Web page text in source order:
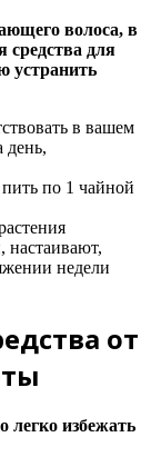
волоса, в
средства для
устранить
в вашем
день,
по 1 чайной
настаивают,
недели
от
легко избежать